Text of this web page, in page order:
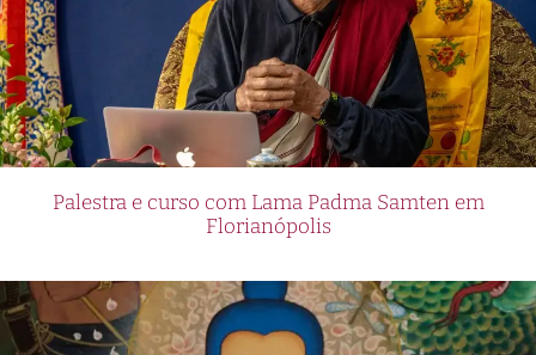
Palestra e curso com Lama Padma Samten em
Florianópolis